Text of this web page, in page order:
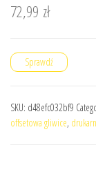
72,99 zł
Sprawdź
SKU: d48efc032bf9
offsetowa gliwice,